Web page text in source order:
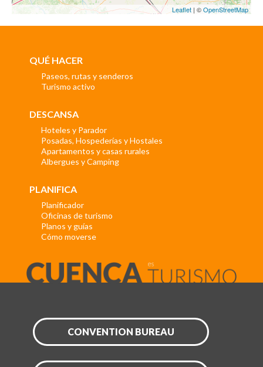
Leaflet | ©OpenStreetMap
QUÉ HACER
Paseos, rutas y senderos
Turismo activo
DESCANSA
Hoteles y Parador
Posadas, Hospederías y Hostales
Apartamentos y casas rurales
Albergues y Camping
PLANIFICA
Planificador
Oficinas de turismo
Planos y guías
Cómo moverse
CONVENTION BUREAU